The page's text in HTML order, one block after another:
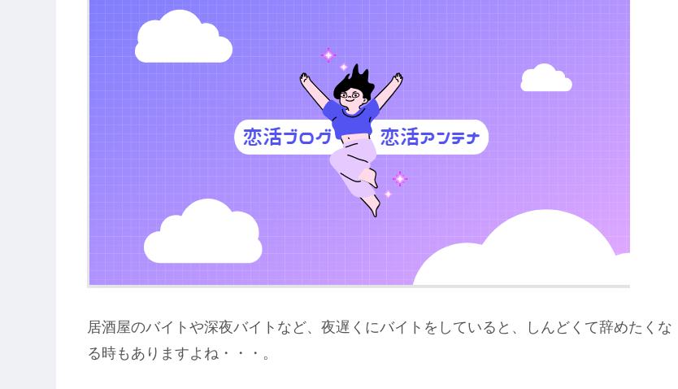
居酒屋のバイトや深夜バイトなど、夜遅くにバイトをしていると、しんどくて辞めたくな
る時もありますよね・・・。